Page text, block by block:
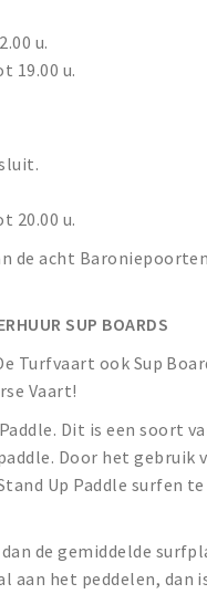
u.
19.00 u.
20.00 u.
de acht
SUP BOARDS
Turfvaart ook Sup
Vaart!
Dit is een soort
Door het gebruik
Up Paddle surfen
de gemiddelde
aan het peddelen,